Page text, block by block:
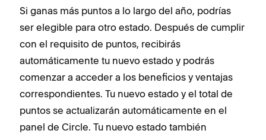
Si ganas más puntos a lo largo del año, podrías
ser elegible para otro estado. Después de cumplir
con el requisito de puntos, recibirás
automáticamente tu nuevo estado y podrás
comenzar a acceder a los beneficios y ventajas
correspondientes. Tu nuevo estado y el total de
puntos se actualizarán automáticamente en el
panel de Circle. Tu nuevo estado también